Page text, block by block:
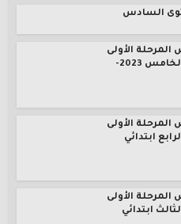
السادس
الأولى
المستوى الخامس 2023-
الأولى
ابتدائي
الأولى
ابتدائي